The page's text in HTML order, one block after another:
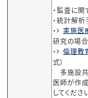
・監査に
・統計解
・
実施医
研究の場合
・
倫理教
式）
多施設
医師が作
してくださ